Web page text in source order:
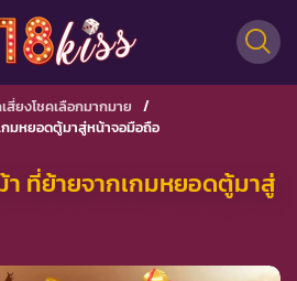
สี่ยงโชคเลือกมากมาย /
กมหยอดตู้มาสู่หน้าจอมือถือ
า ที่ย้ายจากเกมหยอดตู้มาสู่